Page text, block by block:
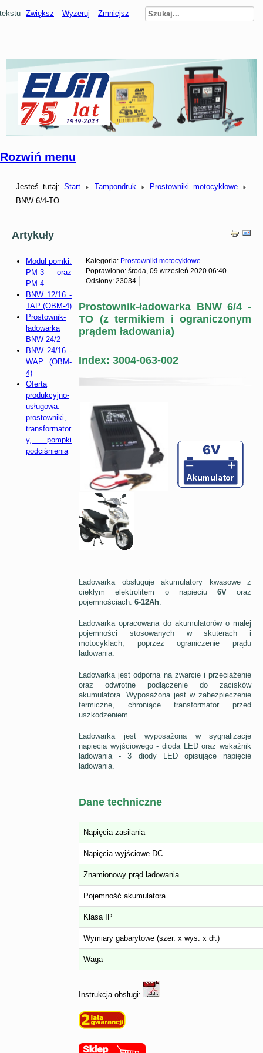
Rozwiń menu
Zwiększ Wyzeruj Zmniejsz
Jesteś tutaj:Start Tampondruk
Prostowniki motocyklowe
BNW 6/4-TO
Artykuły
Moduł pomki:
PM-3 oraz
PM-4
BNW 12/16 -
TAP (OBM-4)
Prostownik-
ładowarka
BNW 24/2
BNW 24/16 -
WAP (OBM-
4)
Oferta
produkcyjno-
usługowa:
prostowniki,
transformator
y, pompki
podciśnienia
Kategoria: Prostowniki motocyklowe
Poprawiono: środa, 09 wrzesień 2020 06:40
Odsłony: 23034
Prostownik-ładowarka BNW 6/4 -
TO (z termikiem i ograniczonym
prądem ładowania)
Index: 3004-063-002
Ładowarka obsługuje akumulatory kwasowe z
ciekłym elektrolitem o napięciu 6Voraz
pojemnościach:6-12Ah.
Ładowarka opracowana do akumulatorów o małej
pojemności stosowanych w skuterach i
motocyklach, poprzez ograniczenie prądu
ładowania.
Ładowarka jest odporna na zwarcie i przeciążenie
oraz odwrotne podłączenie do zacisków
akumulatora. Wyposażona jest w zabezpieczenie
termiczne, chroniące transformator przed
uszkodzeniem.
Ładowarka jest wyposażona w sygnalizację
napięcia wyjściowego - dioda LED oraz wskaźnik
ładowania - 3 diody LED opisujące napięcie
ładowania.
Dane techniczne
Napięcia zasilania
Napięcia wyjściowe DC
Znamionowy prąd ładowania
Pojemność akumulatora
Klasa IP
Wymiary gabarytowe (szer. x wys. x dł.)
Waga
Instrukcja obsługi: